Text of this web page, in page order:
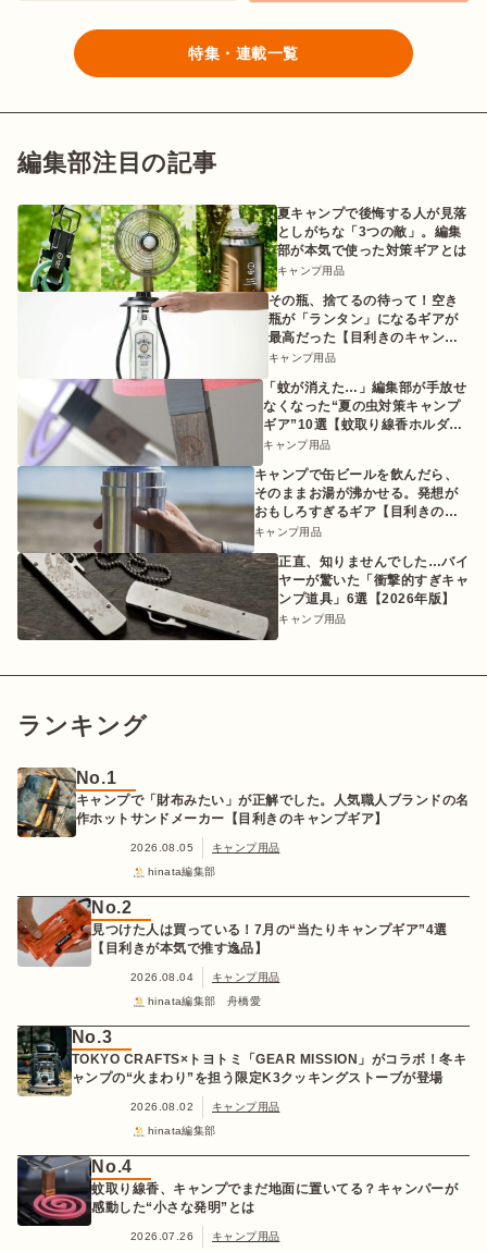
特集・連載一覧
編集部注目の記事
夏キャンプで後悔する人が見落
としがちな「3つの敵」。編集
部が本気で使った対策ギアとは
キャンプ用品
その瓶、捨てるの待って！空き
瓶が「ランタン」になるギアが
最高だった【目利きのキャンプ
ギア】
キャンプ用品
「蚊が消えた…」編集部が手放せ
なくなった“夏の虫対策キャンプ
ギア”10選【蚊取り線香ホルダー
etc.】
キャンプ用品
キャンプで缶ビールを飲んだら、
そのままお湯が沸かせる。発想が
おもしろすぎるギア【目利きのキ
ャンプギア】
キャンプ用品
正直、知りませんでした…バイ
ヤーが驚いた「衝撃的すぎキャ
ンプ道具」6選【2026年版】
キャンプ用品
ランキング
No.1
キャンプで「財布みたい」が正解でした。人気職人ブランドの名
作ホットサンドメーカー【目利きのキャンプギア】
2026.08.05
キャンプ用品
hinata編集部
No.2
見つけた人は買っている！7月の“当たりキャンプギア”4選
【目利きが本気で推す逸品】
2026.08.04
キャンプ用品
hinata編集部 舟橋愛
No.3
TOKYO CRAFTS×トヨトミ「GEAR MISSION」がコラボ！冬キ
ャンプの“火まわり”を担う限定K3クッキングストーブが登場
2026.08.02
キャンプ用品
hinata編集部
No.4
蚊取り線香、キャンプでまだ地面に置いてる？キャンパーが
感動した“小さな発明”とは
2026.07.26
キャンプ用品